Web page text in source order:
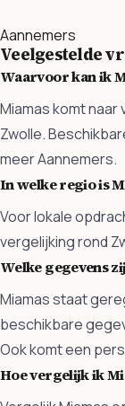
Aannemers
Veelgestelde
Waarvoor kan ik
Miamas komt
Zwolle.
meer Aannemers.
In welke regio is
Voor lokale
vergelijking rond
Welke gegevens
Miamas staat
beschikbare
Ook komt een
Hoe vergelijk ik